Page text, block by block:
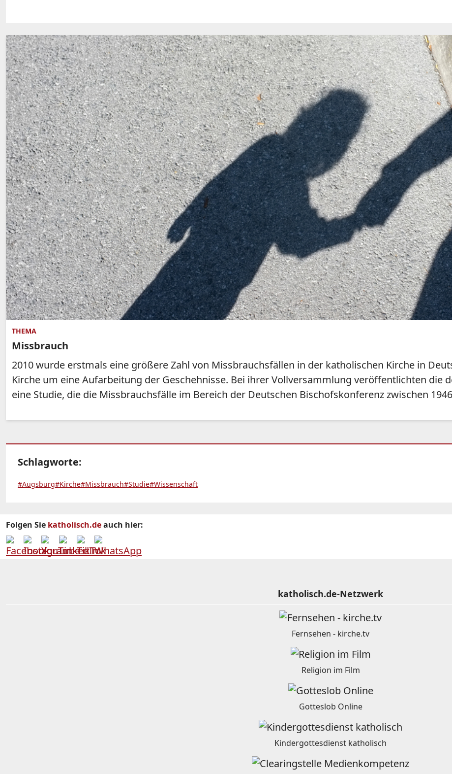
THEMA
Missbrauch
2010 wurde erstmals eine größere Zahl von Missbrauchsfällen in der katholischen Kirche in
Kirche um eine Aufarbeitung der Geschehnisse. Bei ihrer Vollversammlung veröffentlichten die
eine Studie, die die Missbrauchsfälle im Bereich der Deutschen Bischofskonferenz zwischen
Schlagworte:
#Augsburg#Kirche#Missbrauch#Studie#Wissenschaft
Folgen Sie katholisch.deauch hier:
katholisch.de-Netzwerk
Fernsehen - kirche.tv
Religion im Film
Gotteslob Online
Kindergottesdienst katholisch